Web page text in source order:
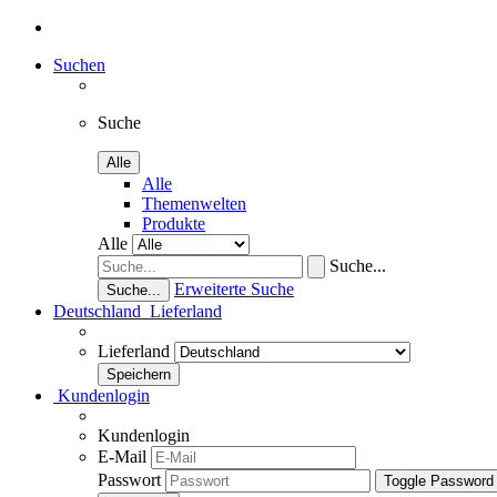
Suchen
Suche
Alle
Alle
Themenwelten
Produkte
Alle
Suche...
Suche...
Erweiterte Suche
Deutschland Lieferland
Lieferland
Kundenlogin
Kundenlogin
E-Mail
Passwort
Toggle